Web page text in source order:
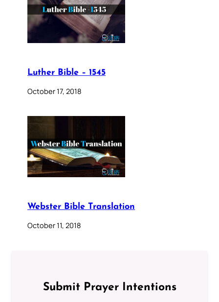
Luther Bible – 1545
October 17, 2018
Webster Bible Translation
October 11, 2018
Submit Prayer Intentions